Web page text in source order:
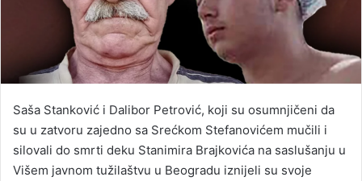
Saša Stanković i Dalibor Petrović, koji su osumnjičeni da
su u zatvoru zajedno sa Srećkom Stefanovićem mučili i
silovali do smrti deku Stanimira Brajkovića na saslušanju u
Višem javnom tužilaštvu u Beogradu iznijeli su svoje